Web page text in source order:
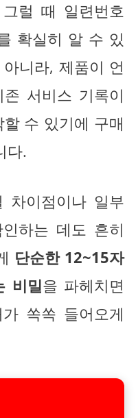
럴 때 일련번호
확실히 알 수 있
니라, 제품이 언
서비스 기록이
수 있기에 구매
다.
차이점이나 일부
하는 데도 흔히
단순한 12~15자
비밀을 파헤치면
쏙쏙 들어오게